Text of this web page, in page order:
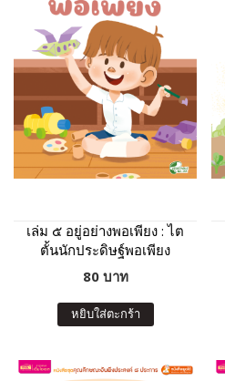
เล่ม ๕ อยู่อย่างพอเพียง : ไต
ตั้นนักประดิษฐ์พอเพียง
80 บาท
หยิบใส่ตะกร้า